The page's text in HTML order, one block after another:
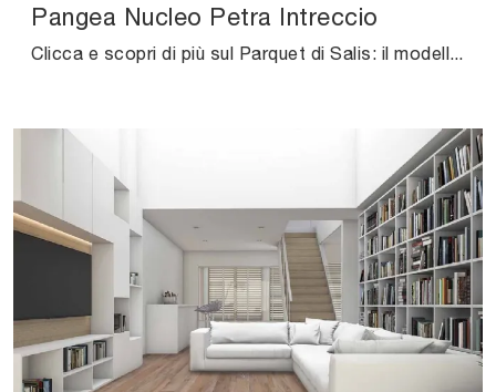
Pangea Nucleo Petra Intreccio
Clicca e scopri di più sul Parquet di Salis: il modello Pangea Nucleo Petra Intreccio in legno massello del noto e rinomato marchio ti attende.